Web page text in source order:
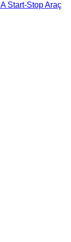
Start-Stop Araç